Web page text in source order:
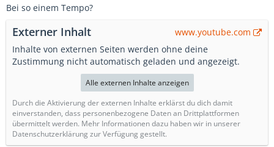
Bei so einem Tempo?
Externer Inhalt
www.youtube.com
Inhalte von externen Seiten werden ohne deine
Zustimmung nicht automatisch geladen und angezeigt.
Alle externen Inhalte anzeigen
Durch die Aktivierung der externen Inhalte erklärst du dich damit
einverstanden, dass personenbezogene Daten an Drittplattformen
übermittelt werden. Mehr Informationen dazu haben wir in unserer
Datenschutzerklärung zur Verfügung gestellt.